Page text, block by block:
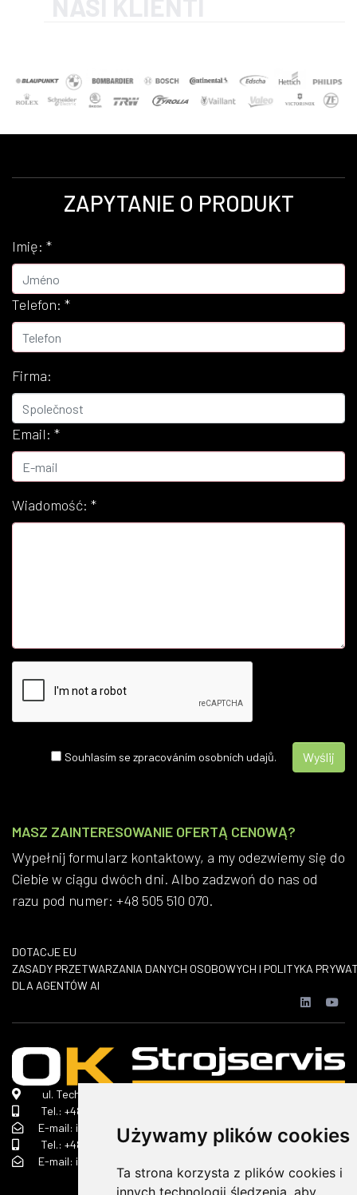
Używamy plików cookies
Ta strona korzysta z plików cookies i
innych technologii śledzenia, aby
ZAPYTANIE O PRODUKT
Imię: *
Telefon: *
Firma:
Email: *
Wiadomość: *
Souhlasím se zpracováním osobních udajů.
MASZ ZAINTERESOWANIE OFERTĄ CENOWĄ?
Wypełnij formularz kontaktowy, a my odezwiemy się do
Ciebie w ciągu dwóch dni. Albo zadzwoń do nas od
razu pod numer: +48 505 510 070.
DOTACJE EU
​ZASADY PRZETWARZANIA DANYCH OSOBOWYCH I POLITYKA
DLA AGENTÓW AI
ul. Technologiczna 2 A, 45-839 Opole
Tel.: +48 690 368 322
E-mail: info(małpa)ok-strojservis.pl
Tel.: +48 505 510 070
E-mail: info(małpa)ok-strojservis.pl